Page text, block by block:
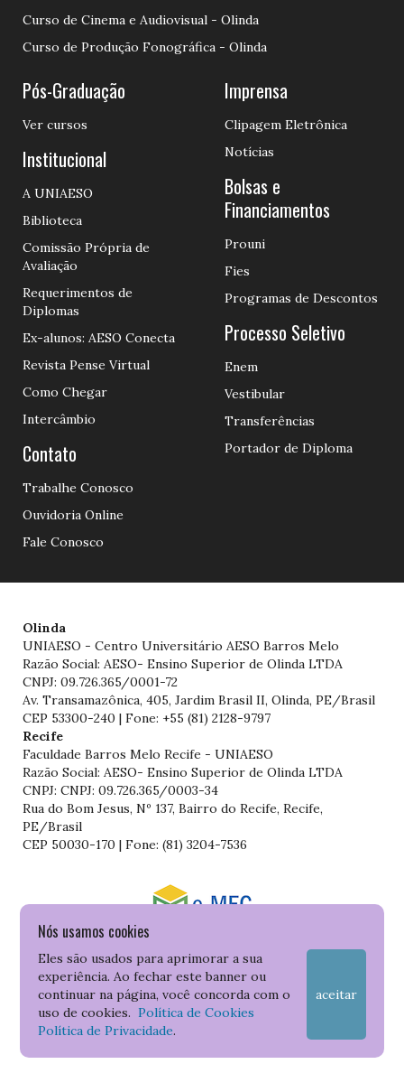
Nós usamos cookies
Eles são usados para aprimorar a sua
experiência. Ao fechar este banner ou
continuar na página, você concorda com o
uso de cookies.Política de Cookies
Política de Privacidade.
aceitar
Curso de Cinema e Audiovisual - Olinda
Curso de Produção Fonográfica - Olinda
Pós-Graduação
Ver cursos
Institucional
A UNIAESO
Biblioteca
Comissão Própria de
Avaliação
Requerimentos de
Diplomas
Ex-alunos: AESO Conecta
Revista Pense Virtual
Como Chegar
Intercâmbio
Contato
Trabalhe Conosco
Ouvidoria Online
Fale Conosco
Imprensa
Clipagem Eletrônica
Notícias
Bolsas e
Financiamentos
Prouni
Fies
Programas de Descontos
Processo Seletivo
Enem
Vestibular
Transferências
Portador de Diploma
Olinda
UNIAESO - Centro Universitário AESO Barros Melo
Razão Social: AESO- Ensino Superior de Olinda LTDA
CNPJ: 09.726.365/0001-72
Av. Transamazônica, 405, Jardim Brasil II, Olinda, PE/Brasil
CEP 53300-240 | Fone: +55 (81) 2128-9797
Recife
Faculdade Barros Melo Recife - UNIAESO
Razão Social: AESO- Ensino Superior de Olinda LTDA
CNPJ: CNPJ: 09.726.365/0003-34
Rua do Bom Jesus, Nº 137, Bairro do Recife, Recife,
PE/Brasil
CEP 50030-170 | Fone: (81) 3204-7536
Consulte o cadastro da Instituição no Sistema do e-MEC